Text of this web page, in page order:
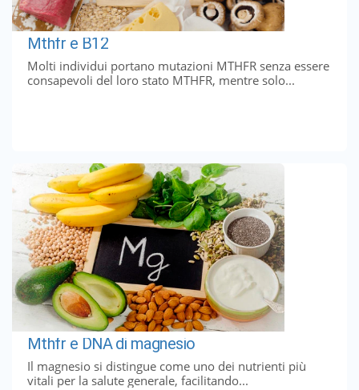
Mthfr e B12
Molti individui portano mutazioni MTHFR senza essere
consapevoli del loro stato MTHFR, mentre solo...
Mthfr e DNA di magnesio
Il magnesio si distingue come uno dei nutrienti più
vitali per la salute generale, facilitando...